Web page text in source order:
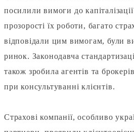
посилили вимоги до
прозорості їх роботи, багато
відповідали цим вимогам, були
ринок. Законодавча
також зробила агентів та
при консультуванні клієнтів.
Страхові компанії, особливо